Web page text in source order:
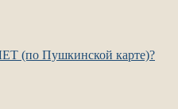
(по Пушкинской карте)?